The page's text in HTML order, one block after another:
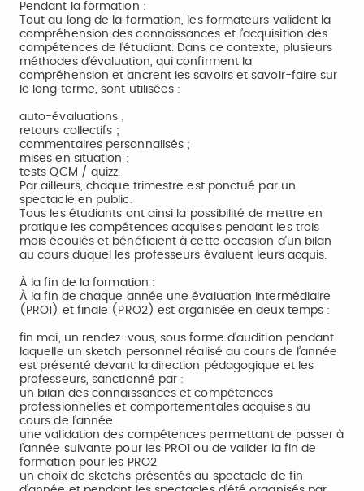
Pendant la formation :
Tout au long de la formation, les formateurs valident la
compréhension des connaissances et l’acquisition des
compétences de l’étudiant. Dans ce contexte, plusieurs
méthodes d’évaluation, qui confirment la
compréhension et ancrent les savoirs et savoir-faire sur
le long terme, sont utilisées :
auto-évaluations ;
retours collectifs ;
commentaires personnalisés ;
mises en situation ;
tests QCM / quizz.
Par ailleurs, chaque trimestre est ponctué par un
spectacle en public.
Tous les étudiants ont ainsi la possibilité de mettre en
pratique les compétences acquises pendant les trois
mois écoulés et bénéficient à cette occasion d’un bilan
au cours duquel les professeurs évaluent leurs acquis.
À la fin de la formation :
À la fin de chaque année une évaluation intermédiaire
(PRO1) et finale (PRO2) est organisée en deux temps :
fin mai, un rendez-vous, sous forme d’audition pendant
laquelle un sketch personnel réalisé au cours de l’année
est présenté devant la direction pédagogique et les
professeurs, sanctionné par :
un bilan des connaissances et compétences
professionnelles et comportementales acquises au
cours de l’année
une validation des compétences permettant de passer à
l’année suivante pour les PRO1 ou de valider la fin de
formation pour les PRO2
un choix de sketchs présentés au spectacle de fin